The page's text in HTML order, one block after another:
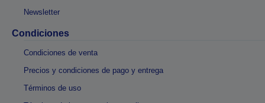
Newsletter
Condiciones
Condiciones de venta
Precios y condiciones de pago y entrega
Términos de uso